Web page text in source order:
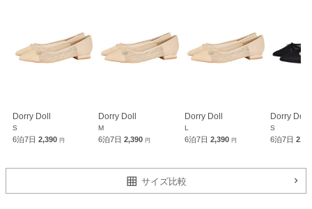
Dorry Doll
S
6泊7日 2,390 円
Dorry Doll
M
6泊7日2,390円
Dorry Doll
L
6泊7日 2,390 円
Dorry Doll
S
6泊7日
サイズ比較